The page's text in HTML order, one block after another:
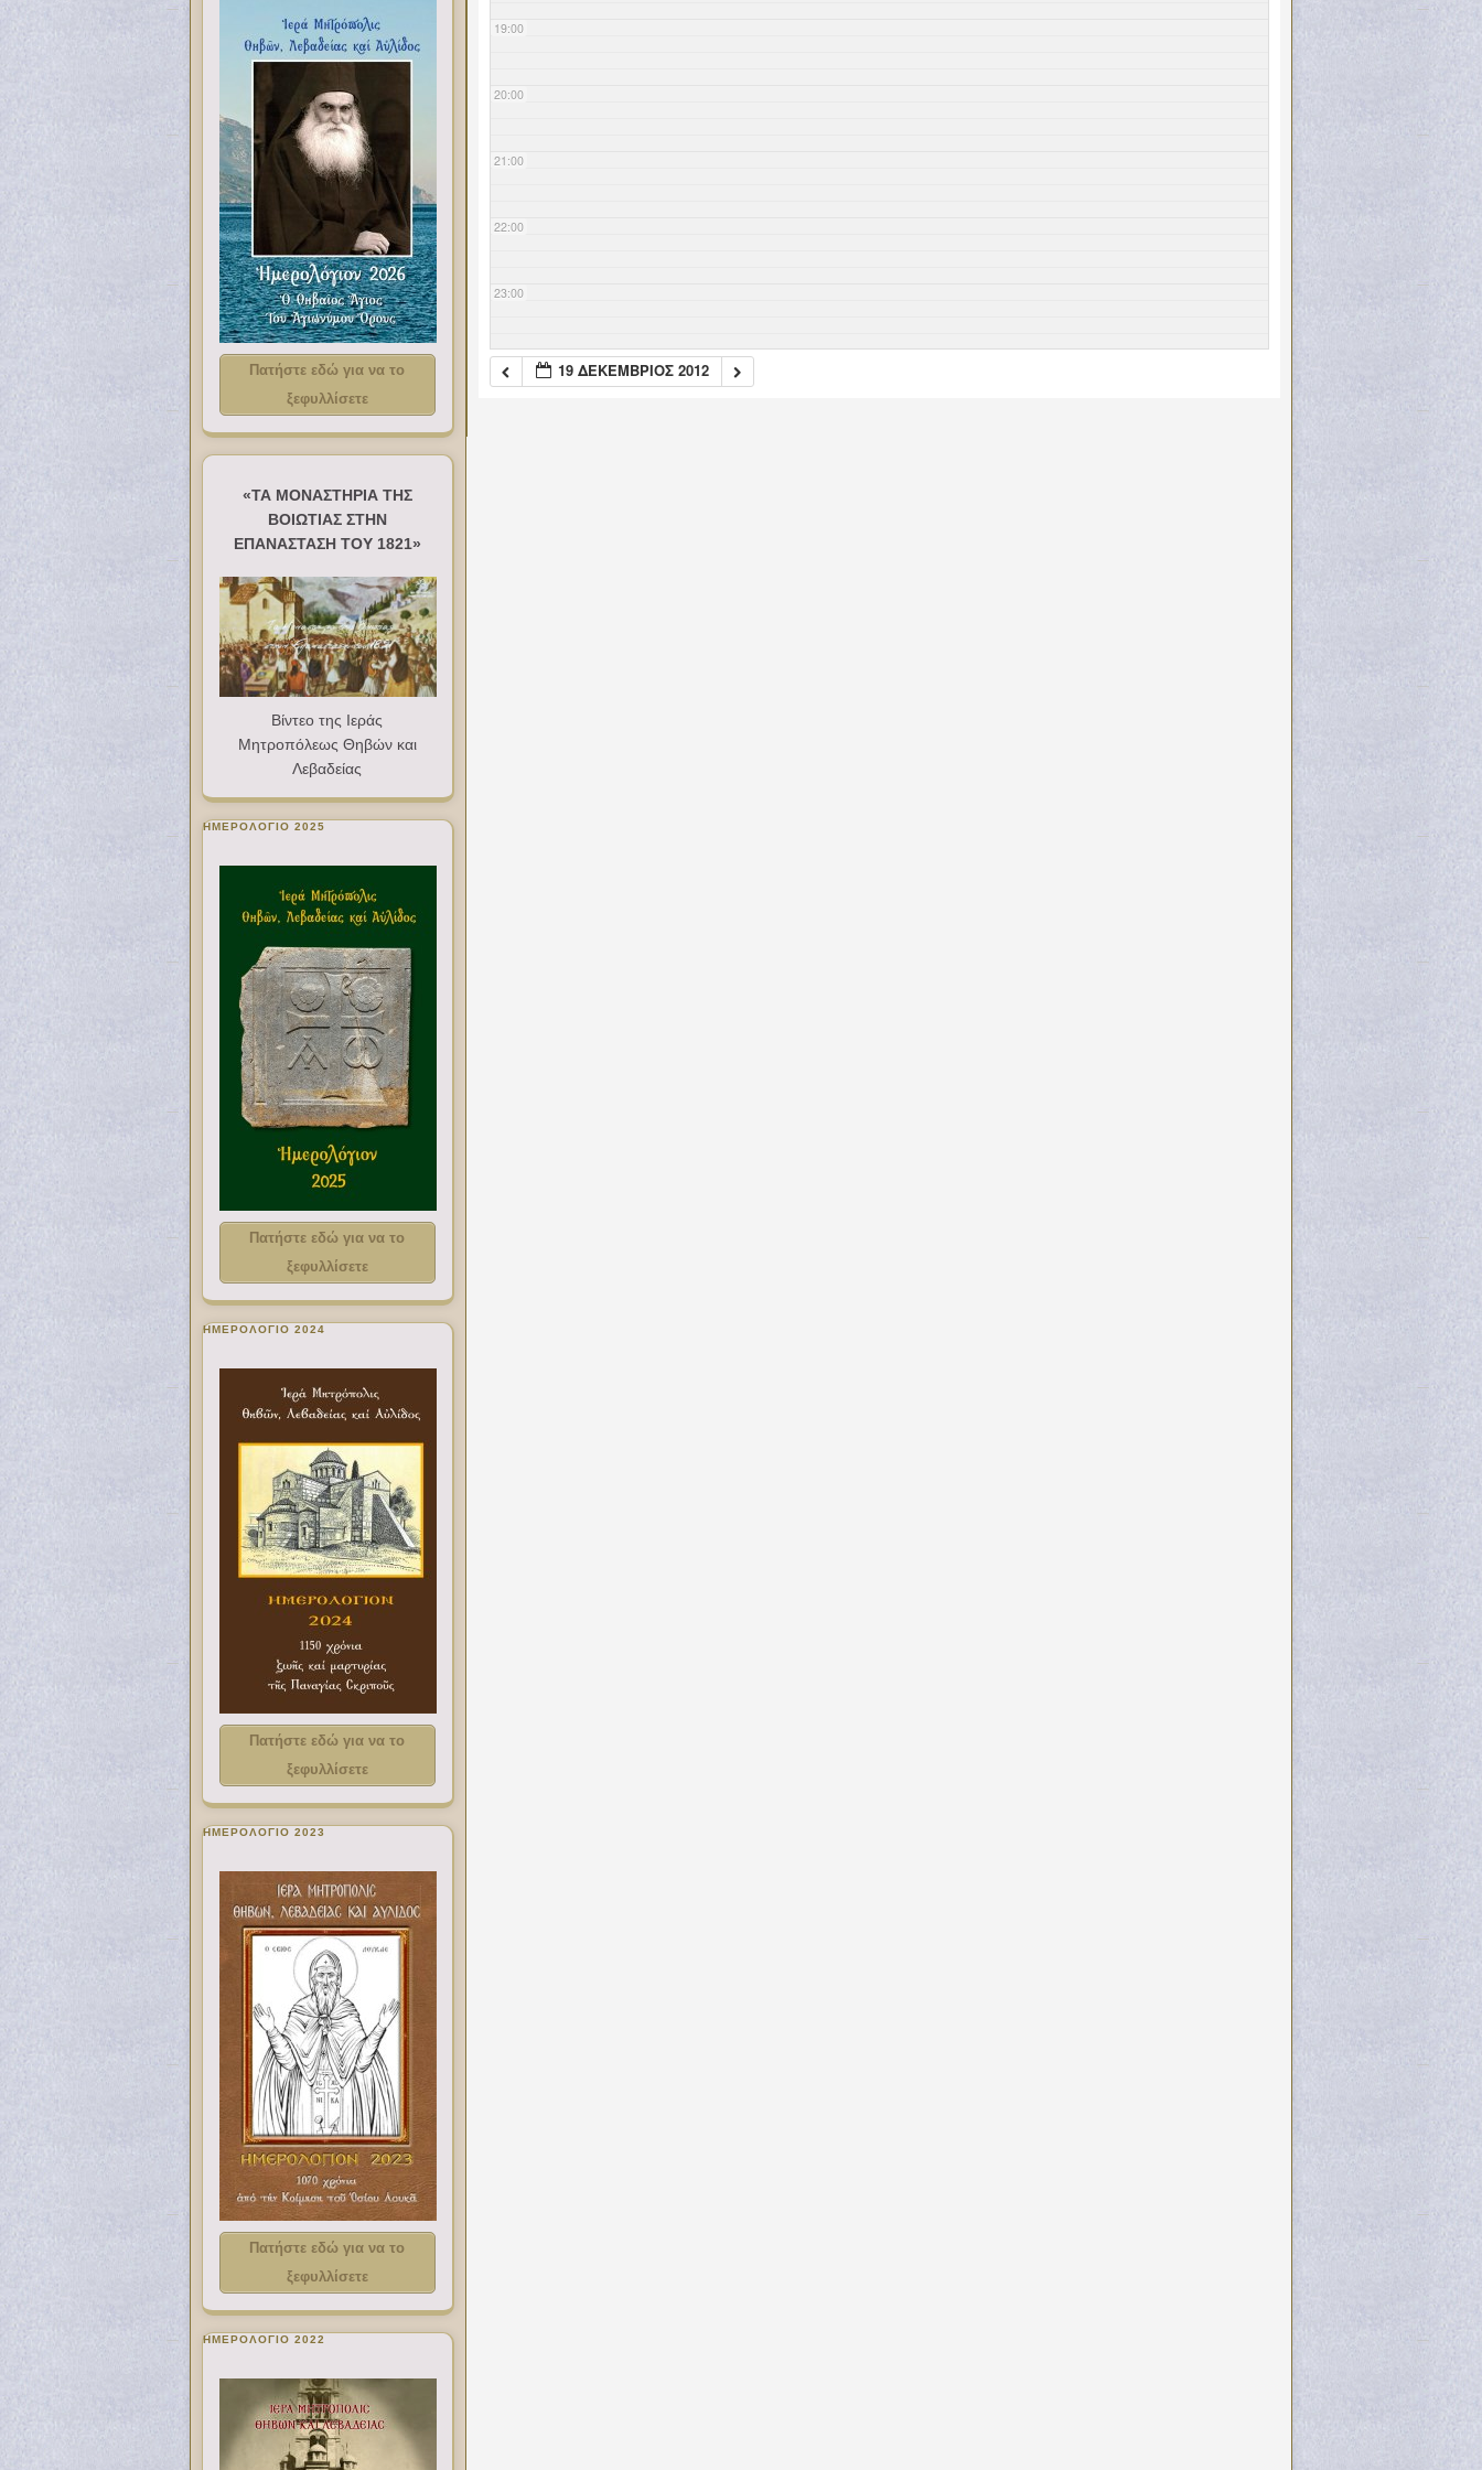
19:00
20:00
21:00
22:00
23:00
19 ΔΕΚΈΜΒΡΙΟΣ 2012
Πατήστε εδώ για να το
ξεφυλλίσετε
«ΤΑ ΜΟΝΑΣΤΗΡΙΑ ΤΗΣ
ΒΟΙΩΤΙΑΣ ΣΤΗΝ
ΕΠΑΝΑΣΤΑΣΗ ΤΟΥ 1821»
Βίντεο της Ιεράς
Μητροπόλεως Θηβών και
Λεβαδείας
ΗΜΕΡΟΛΟΓΙΟ 2025
Πατήστε εδώ για να το
ξεφυλλίσετε
ΗΜΕΡΟΛΟΓΙΟ 2024
Πατήστε εδώ για να το
ξεφυλλίσετε
ΗΜΕΡΟΛΟΓΙΟ 2023
Πατήστε εδώ για να το
ξεφυλλίσετε
ΗΜΕΡΟΛΟΓΙΟ 2022